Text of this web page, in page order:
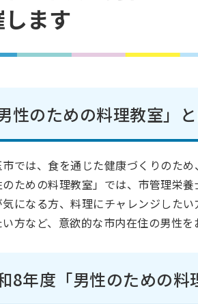
ます
男性のための料理教室」
では、食を通じた健康づくりのた
のための料理教室」では、市管理栄
気になる方、料理にチャレンジした
方など、意欲的な市内在住の男性を
8年度「男性のための料